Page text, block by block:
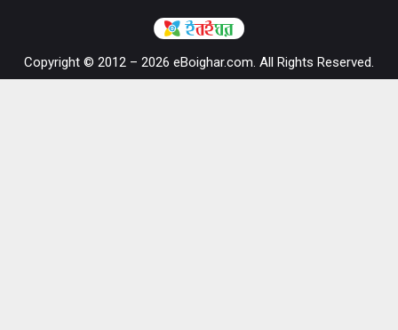
Copyright © 2012 – 2026 eBoighar.com. All Rights Reserved.